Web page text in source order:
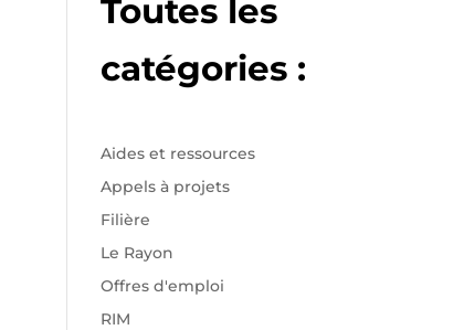
Toutes les
catégories :
Aides et ressources
Appels à projets
Filière
Le Rayon
Offres d'emploi
RIM